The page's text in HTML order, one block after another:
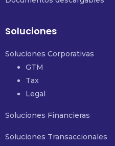
Soluciones
Soluciones Corporativas
GTM
Tax
Legal
Soluciones Financieras
Soluciones Transaccionales